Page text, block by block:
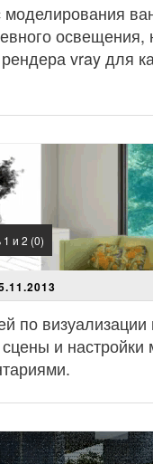
моделирования
освещения,
vray для
1 и 2 (0)
по
и настройки